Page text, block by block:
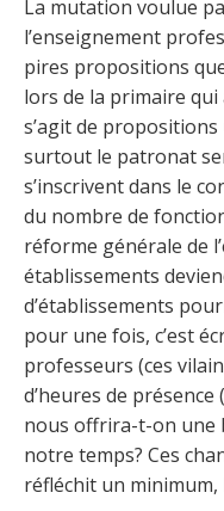
La mutation voulue
l’enseignement
pires propositions
lors de la primaire
s’agit de
surtout le patronat
s’inscrivent dans le
du nombre de
réforme générale de
établissements
d’établissements
pour une fois, c’est
professeurs (ces
d’heures de
nous offrira-t-on une
notre temps? Ces
réfléchit un